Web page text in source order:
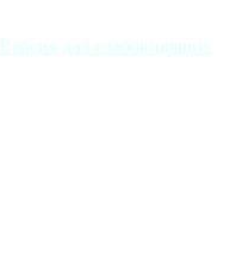
Версия для слабовидящих